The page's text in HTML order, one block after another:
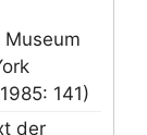
141)
der